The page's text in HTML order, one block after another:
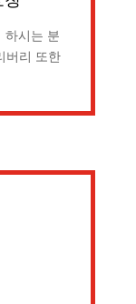
하시는 분
버리 또한